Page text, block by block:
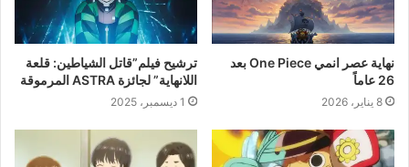
نهاية عصر انمي One Piece بعد
26 عاماً
8 يناير، 2026
ترشيح فيلم”قاتل الشياطين: قلعة
اللانهاية” لجائزة ASTRA المرموقة
1 ديسمبر، 2025